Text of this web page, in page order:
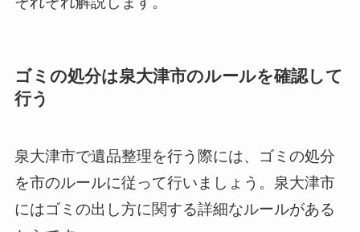
ゴミの処分は泉大津市のルールを確認して
行う
泉大津市で遺品整理を行う際には、ゴミの処分
を市のルールに従って行いましょう。泉大津市
にはゴミの出し方に関する詳細なルールがある